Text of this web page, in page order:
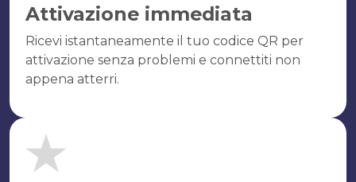
Attivazione immediata
Ricevi istantaneamente il tuo codice QR per
attivazione senza problemi e connettiti non
appena atterri.